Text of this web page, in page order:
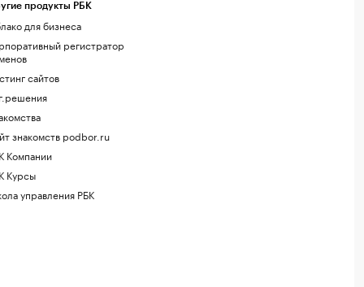
продукты РБК
для бизнеса
регистратор
сайтов
знакомств podbor.ru
Компании
Курсы
управления РБК